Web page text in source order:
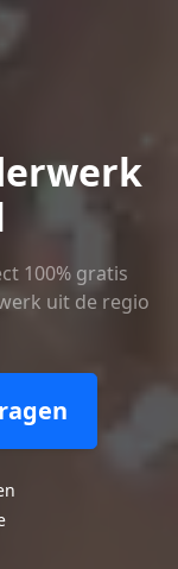
100% gratis
uit de regio